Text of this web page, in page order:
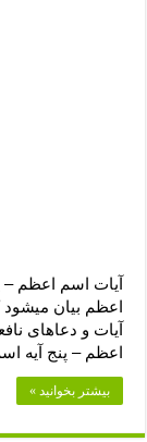
آیات اسم اعظم –
اعظم بیان میشود
آیات و دعاهاى
اعظم – پنج آیه
بیشتر بخوانید »